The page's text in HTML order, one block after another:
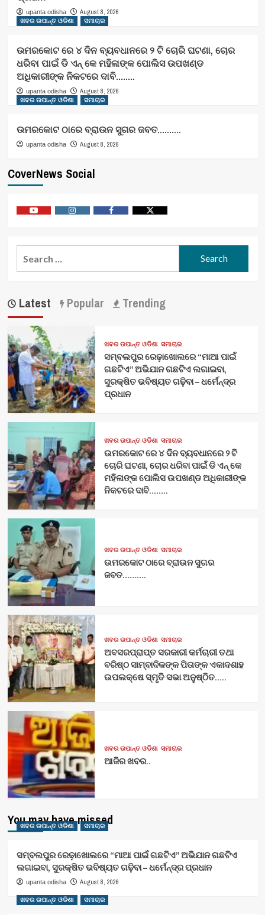
upanta odisha
August 8, 2026
ଖବର ଉପାନ୍ତ ଓଡିଶା
ସମାଚାର
ଉମରକୋଟ ରେ ୪ ଦିନ ବ୍ୟବଧାନରେ ୨ ଟି ଚୋରି ଘଟଣା, ଚୋର
ଧରିବା ପାଇଁ ଡି ଏନ୍ କେ ମହିଳାଙ୍କ ପୋଲିସ ଉପଖଣ୍ଡ
ଅଧିକାରୀଙ୍କ ନିକଟରେ ଦାବି……..
upanta odisha
August 8, 2026
ଖବର ଉପାନ୍ତ ଓଡିଶା
ସମାଚାର
ଉମରକୋଟ ଠାରେ ବ୍ରାଉନ ସୁଗର ଜବତ……….
upanta odisha August 8, 2026
CoverNews Social
Latest Popular Trending
ଖବର ଉପାନ୍ତ ଓଡିଶା ସମାଚାର
ସମ୍ବଲପୁର ରେଢ଼ାଖୋଲରେ “ମାଆ ପାଇଁ
ଗଛଟିଏ” ଅଭିଯାନ ଗଛଟିଏ ଲଗାଇବା,
ସୁରକ୍ଷିତ ଭବିଷ୍ୟତ ଗଢ଼ିବା – ଧର୍ମେନ୍ଦ୍ର
ପ୍ରଧାନ
ଖବର ଉପାନ୍ତ ଓଡିଶା ସମାଚାର
ଉମରକୋଟ ରେ ୪ ଦିନ ବ୍ୟବଧାନରେ ୨ ଟି
ଚୋରି ଘଟଣା, ଚୋର ଧରିବା ପାଇଁ ଡି ଏନ୍ କେ
ମହିଳାଙ୍କ ପୋଲିସ ଉପଖଣ୍ଡ ଅଧିକାରୀଙ୍କ
ନିକଟରେ ଦାବି……..
ଖବର ଉପାନ୍ତ ଓଡିଶା ସମାଚାର
ଉମରକୋଟ ଠାରେ ବ୍ରାଉନ ସୁଗର
ଜବତ……….
ଖବର ଉପାନ୍ତ ଓଡିଶା ସମାଚାର
ଅବସରପ୍ରାପ୍ତ ସରକାରୀ କର୍ମଚାରୀ ତଥା
ବରିଷ୍ଠ ସାମ୍ବାଦିକଙ୍କ ପିତାଙ୍କ ଏକାଦଶାହ
ଉପଲକ୍ଷେ ସ୍ମୃତି ସଭା ଅନୁଷ୍ଠିତ…..
ଖବର ଉପାନ୍ତ ଓଡିଶା ସମାଚାର
ଆଜିର ଖବର..
You may have missed
ଖବର ଉପାନ୍ତ ଓଡିଶା ସମାଚାର
ସମ୍ବଲପୁର ରେଢ଼ାଖୋଲରେ “ମାଆ ପାଇଁ ଗଛଟିଏ” ଅଭିଯାନ ଗଛଟିଏ
ଲଗାଇବା, ସୁରକ୍ଷିତ ଭବିଷ୍ୟତ ଗଢ଼ିବା – ଧର୍ମେନ୍ଦ୍ର ପ୍ରଧାନ
upanta odisha August 8, 2026
ଖବର ଉପାନ୍ତ ଓଡିଶା ସମାଚାର